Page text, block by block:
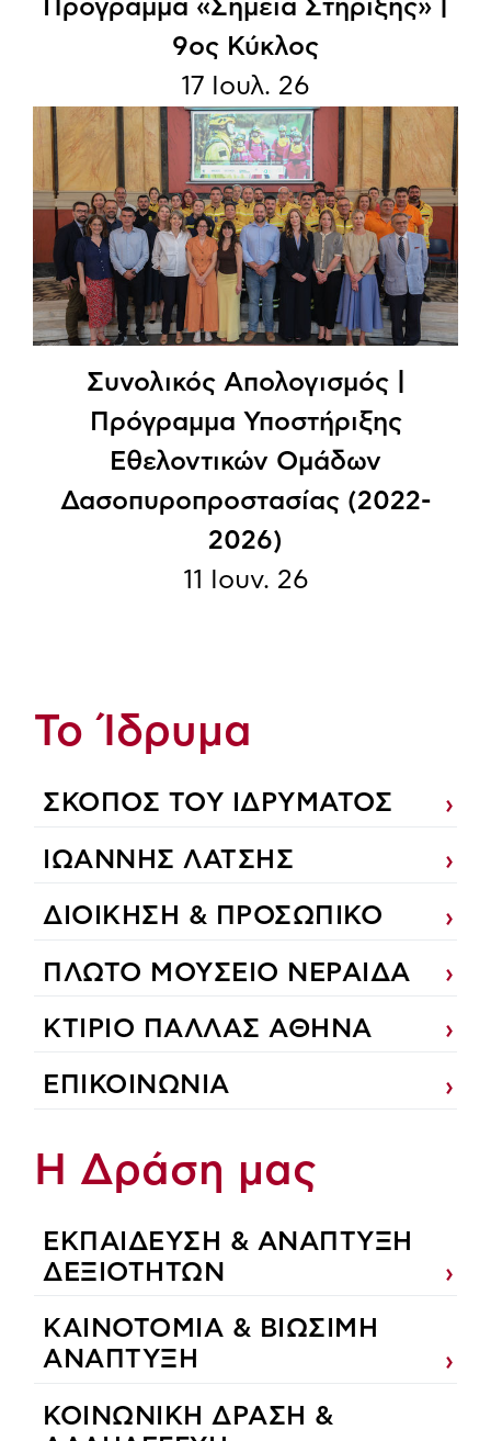
Πρόγραμμα «Σημεία Στήριξης» |
9ος Κύκλος
17 Ιουλ. 26
Συνολικός Απολογισμός |
Πρόγραμμα Υποστήριξης
Εθελοντικών Ομάδων
Δασοπυροπροστασίας (2022-
2026)
11 Ιουν. 26
Το Ίδρυμα
ΣΚΟΠΟΣ ΤΟΥ ΙΔΡΥΜΑΤΟΣ
ΙΩΑΝΝΗΣ ΛΑΤΣΗΣ
ΔΙΟΙΚΗΣΗ & ΠΡΟΣΩΠΙΚΟ
ΠΛΩΤΟ ΜΟΥΣΕΙΟ ΝΕΡΑΙΔΑ
ΚΤΙΡΙΟ ΠΑΛΛΑΣ ΑΘΗΝΑ
ΕΠΙΚΟΙΝΩΝΙΑ
Η Δράση μας
ΕΚΠΑIΔΕΥΣΗ & ΑΝΑΠΤΥΞΗ
ΔΕΞΙΟΤΗΤΩΝ
ΚΑΙΝΟΤΟΜΙΑ & ΒΙΩΣΙΜΗ
ΑΝΑΠΤΥΞΗ
ΚΟΙΝΩΝΙΚΗ ΔΡΑΣΗ &